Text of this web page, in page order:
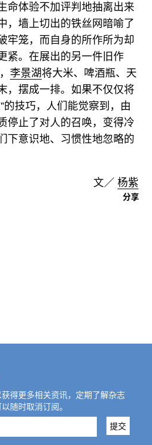
命体验不加评判地抽离出来
，墙上切出的铁丝网暗喻了
笼，而自身的所作所为却
紧。在展出的另一件旧作
李景湖将大米、啤酒瓶、天
，摆成一排。如果不仅仅将
的技巧，人们能觉察到，由
停止了对人的召唤，变得冷
下意识地、习惯性地忽略的
文／ 杨紫
分享
得更多相关资讯，定期了解杂志
随时取消订阅。
提交